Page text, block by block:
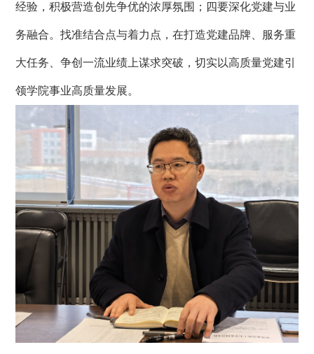
经验，积极营造创先争优的浓厚氛围；四要深化党建与业
务融合。找准结合点与着力点，在打造党建品牌、服务重
大任务、争创一流业绩上谋求突破，切实以高质量党建引
领学院事业高质量发展。